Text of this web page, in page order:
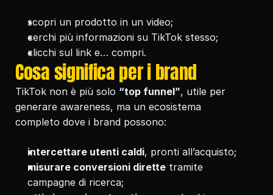
scopri un prodotto in un video;
cerchi più informazioni su TikTok stesso;
clicchi sul link e… compri.
Cosa significa per i brand
TikTok non è più solo “top funnel”, utile per
generare awareness, ma un ecosistema
completo dove i brand possono:
intercettare utenti caldi, pronti all’acquisto;
misurare conversioni dirette tramite
campagne di ricerca;